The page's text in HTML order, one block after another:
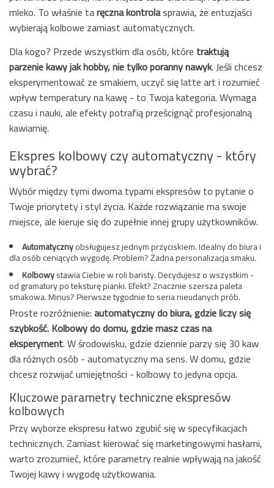
mleko. To właśnie taręczna kontrolasprawia, że entuzjaści
wybierają kolbowe zamiast automatycznych.
Dla kogo? Przede wszystkim dla osób, które traktują
parzenie kawy jak hobby, nie tylko poranny nawyk. Jeśli chcesz
eksperymentować ze smakiem, uczyć się latte art i rozumieć
wpływ temperatury na kawę - to Twoja kategoria. Wymaga
czasu i nauki, ale efekty potrafią prześcignąć profesjonalną
kawiarnię.
Ekspres kolbowy czy automatyczny - który
wybrać?
Wybór między tymi dwoma typami ekspresów to pytanie o
Twoje priorytety i styl życia. Każde rozwiązanie ma swoje
miejsce, ale kieruje się do zupełnie innej grupy użytkowników.
Automatycznyobsługujesz jednym przyciskiem. Idealny do biura i
dla osób ceniących wygodę. Problem? Żadna personalizacja smaku.
Kolbowystawia Ciebie w roli baristy. Decydujesz o wszystkim -
od gramatury po teksturę pianki. Efekt? Znacznie szersza paleta
smakowa. Minus? Pierwsze tygodnie to seria nieudanych prób.
Proste rozróżnienie:automatyczny do biura, gdzie liczy się
szybkość. Kolbowy do domu, gdzie masz czas na
eksperyment. W środowisku, gdzie dziennie parzy się 30 kaw
dla różnych osób - automatyczny ma sens. W domu, gdzie
chcesz rozwijać umiejętności - kolbowy to jedyna opcja.
Kluczowe parametry techniczne ekspresów
kolbowych
Przy wyborze ekspresu łatwo zgubić się w specyfikacjach
technicznych. Zamiast kierować się marketingowymi hasłami,
warto zrozumieć, które parametry realnie wpływają na jakość
Twojej kawy i wygodę użytkowania.